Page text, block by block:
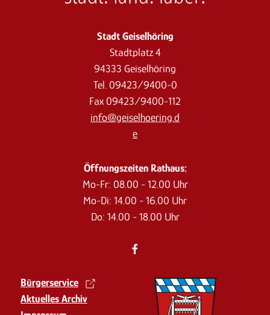
Stadt Geiselhöring
Stadtplatz 4
94333 Geiselhöring
Tel. 09423/9400-0
Fax 09423/9400-112
info@geiselhoering.d
e
Öffnungszeiten Rathaus:
Mo-Fr: 08.00 - 12.00 Uhr
Mo-Di: 14.00 - 16.00 Uhr
Do: 14.00 - 18.00 Uhr
Bürgerservice
Aktuelles Archiv